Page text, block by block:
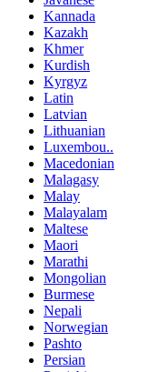
Kannada
Kazakh
Khmer
Kurdish
Kyrgyz
Latin
Latvian
Lithuanian
Luxembou..
Macedonian
Malagasy
Malay
Malayalam
Maltese
Maori
Marathi
Mongolian
Burmese
Nepali
Norwegian
Pashto
Persian